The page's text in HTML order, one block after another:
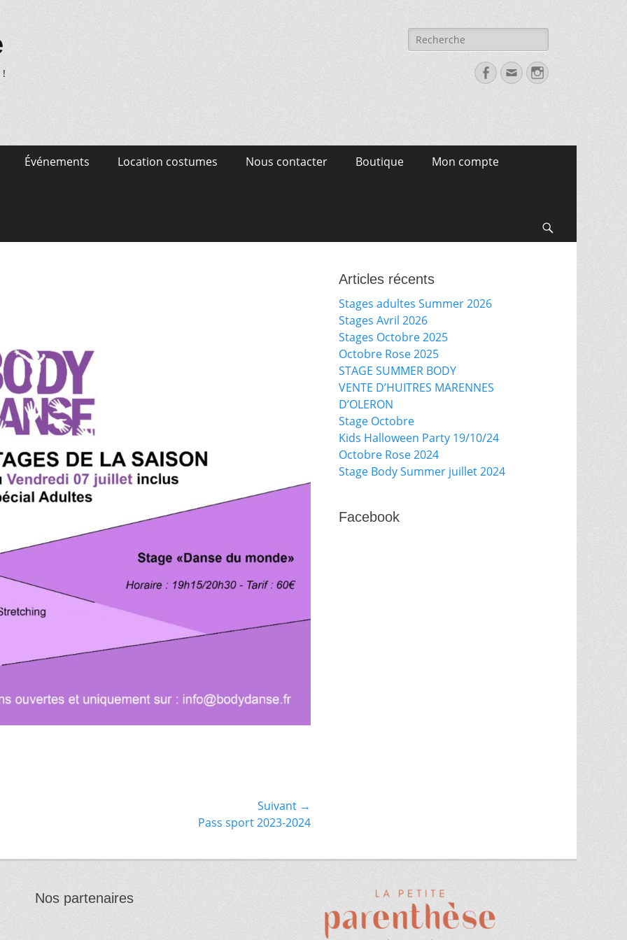
Recherche
pour:
Facebook
EmailInstagram
Événements Location costumes Nous contacter Boutique Mon compte
Suivant →
Pass sport 2023-2024
Articles récents
Stages adultes Summer 2026
Stages Avril 2026
Stages Octobre 2025
Octobre Rose 2025
STAGE SUMMER BODY
VENTE D’HUITRES MARENNES
D’OLERON
Stage Octobre
Kids Halloween Party 19/10/24
Octobre Rose 2024
Stage Body Summer juillet 2024
Facebook
Nos partenaires